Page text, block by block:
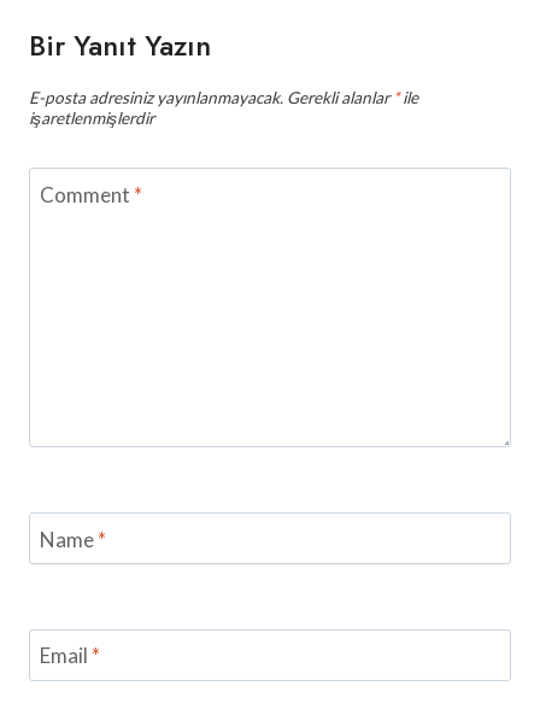
Bir Yanıt Yazın
E-posta adresiniz yayınlanmayacak. Gerekli alanlar*ile
işaretlenmişlerdir
Comment *
Name*
Email *